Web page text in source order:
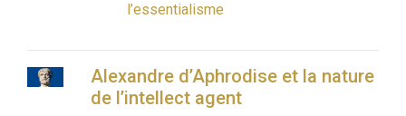
l’essentialisme
Alexandre d’Aphrodise et la nature
de l’intellect agent